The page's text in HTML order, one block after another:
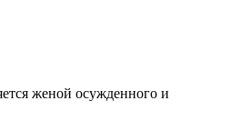
женой осужденного и